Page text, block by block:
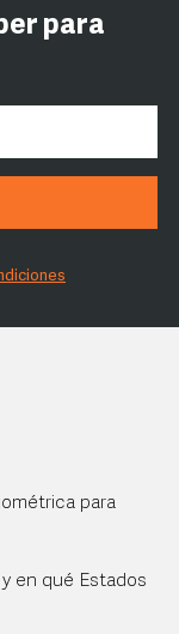
para
para
en qué Estados